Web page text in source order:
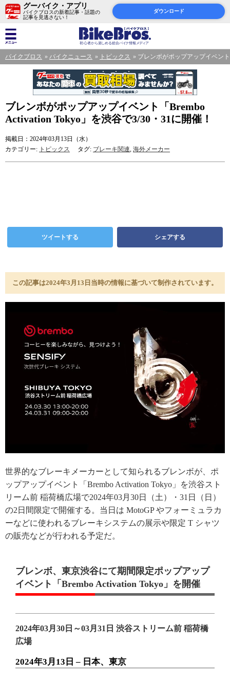
グーバイク・アプリ
バイクブロスの新着記事・話題の
記事を見逃さない！
ダウンロード
バイクブロス バイクニュース トピックス ブレンボがポップアップイベン
ブレンボがポップアップイベント「Brembo
Activation Tokyo」を渋谷で3/30・31に開催！
掲載日：2024年03月13日（水）
カテゴリー: トピックス タグ: ブレーキ関連, 海外メーカー
ツイートする シェアする
この記事は2024年3月13日当時の情報に基づいて制作されています。
世界的なブレーキメーカーとして知られるブレンボが、ポ
ップアップイベント「Brembo Activation Tokyo」を渋谷スト
リーム前 稲荷橋広場で2024年03月30日（土）・31日（日）
の2日間限定で開催する。当日は MotoGP やフォーミュラカ
ーなどに使われるブレーキシステムの展示や限定 T シャツ
の販売などが行われる予定だ。
ブレンボ、東京渋谷にて期間限定ポップアップ
イベント「Brembo Activation Tokyo」を開催
2024年03月30日～03月31日 渋谷ストリーム前 稲荷橋
広場
2024年3月13日 – 日本、東京